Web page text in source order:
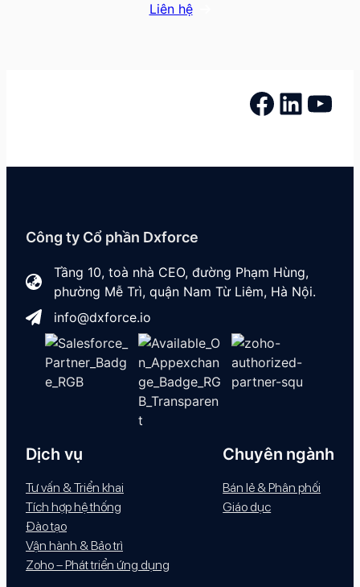
Liên hệ
Facebook LinkedIn YouTube
Công ty Cổ phần Dxforce
Tầng 10, toà nhà CEO, đường Phạm Hùng,
phường Mễ Trì, quận Nam Từ Liêm, Hà Nội.
info@dxforce.io
Dịch vụ
Tư vấn & Triển khai
Tích hợp hệ thống
Đào tạo
Vận hành & Bảo trì
Zoho – Phát triển ứng dụng
Chuyên ngành
Bán lẻ & Phân phối
Giáo dục